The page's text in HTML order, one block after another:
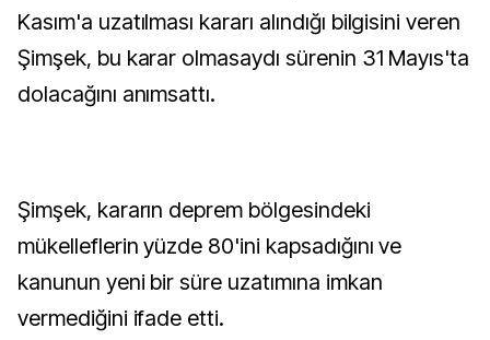
Kasım'a uzatılması kararı alındığı bilgisini veren
Şimşek, bu karar olmasaydı sürenin 31 Mayıs'ta
dolacağını anımsattı.
Şimşek, kararın deprem bölgesindeki
mükelleflerin yüzde 80'ini kapsadığını ve
kanunun yeni bir süre uzatımına imkan
vermediğini ifade etti.